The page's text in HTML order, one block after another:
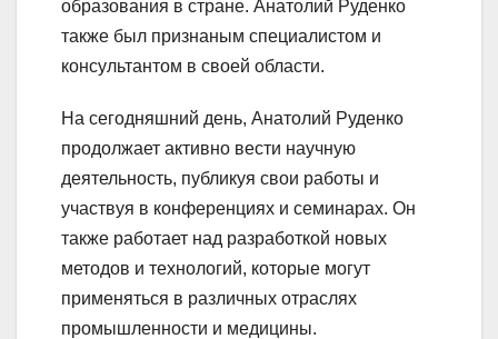
образования в стране. Анатолий Руденко
также был признаным специалистом и
консультантом в своей области.
На сегодняшний день, Анатолий Руденко
продолжает активно вести научную
деятельность, публикуя свои работы и
участвуя в конференциях и семинарах. Он
также работает над разработкой новых
методов и технологий, которые могут
применяться в различных отраслях
промышленности и медицины.